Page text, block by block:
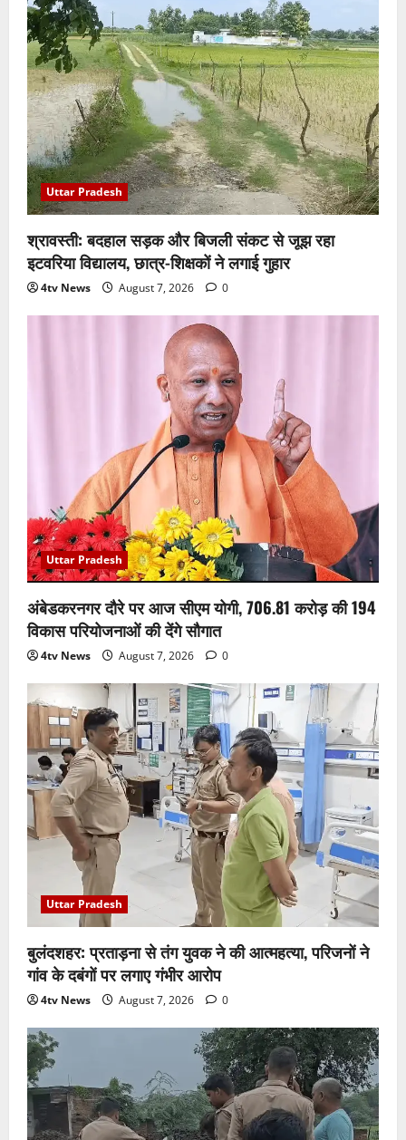
Uttar Pradesh
श्रावस्ती: बदहाल सड़क और बिजली संकट से जूझ रहा
इटवरिया विद्यालय, छात्र-शिक्षकों ने लगाई गुहार
4tv News August 7, 2026 0
Uttar Pradesh
अंबेडकरनगर दौरे पर आज सीएम योगी, 706.81 करोड़ की 194
विकास परियोजनाओं की देंगे सौगात
4tv News August 7, 2026 0
Uttar Pradesh
बुलंदशहर: प्रताड़ना से तंग युवक ने की आत्महत्या, परिजनों ने
गांव के दबंगों पर लगाए गंभीर आरोप
4tv News August 7, 2026 0